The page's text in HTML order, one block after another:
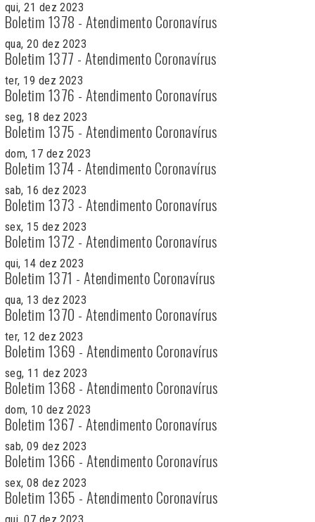
qui, 21 dez 2023
Boletim 1378 - Atendimento Coronavírus
qua, 20 dez 2023
Boletim 1377 - Atendimento Coronavírus
ter, 19 dez 2023
Boletim 1376 - Atendimento Coronavírus
seg, 18 dez 2023
Boletim 1375 - Atendimento Coronavírus
dom, 17 dez 2023
Boletim 1374 - Atendimento Coronavírus
sab, 16 dez 2023
Boletim 1373 - Atendimento Coronavírus
sex, 15 dez 2023
Boletim 1372 - Atendimento Coronavírus
qui, 14 dez 2023
Boletim 1371 - Atendimento Coronavírus
qua, 13 dez 2023
Boletim 1370 - Atendimento Coronavírus
ter, 12 dez 2023
Boletim 1369 - Atendimento Coronavírus
seg, 11 dez 2023
Boletim 1368 - Atendimento Coronavírus
dom, 10 dez 2023
Boletim 1367 - Atendimento Coronavírus
sab, 09 dez 2023
Boletim 1366 - Atendimento Coronavírus
sex, 08 dez 2023
Boletim 1365 - Atendimento Coronavírus